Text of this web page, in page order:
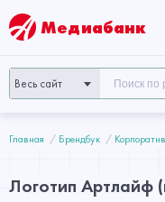
Медиабанк
Весь сайт
Главная Брендбук
Логотип Артлайф